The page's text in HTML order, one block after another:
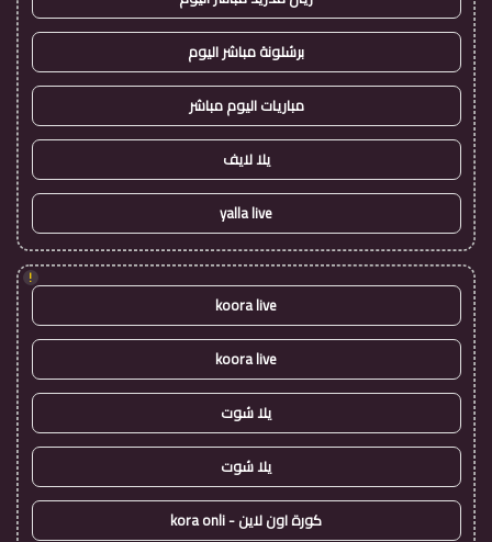
برشلونة مباشر اليوم
مباريات اليوم مباشر
يلا لايف
yalla live
!
koora live
koora live
يلا شوت
يلا شوت
كورة اون لاين - kora onli